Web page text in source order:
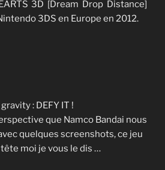
3D [Dream Drop Distance]
3DS en Europe en 2012.
: DEFY IT !
que Namco Bandai nous
quelques screenshots, ce jeu
moi je vous le dis …